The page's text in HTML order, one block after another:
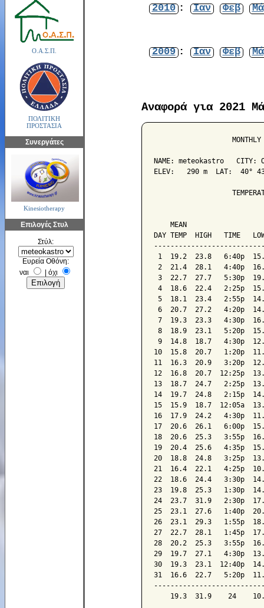
Ο.Α.Σ.Π.
ΠΟΛΙΤΙΚΗ
ΠΡΟΣΤΑΣΙΑ
Συνεργάτες
Kinesiotherapy
Επιλογές Στυλ
Στύλ:
Ευρεία Οθόνη:
ναι
όχι
2010 : Ιαν Φεβ
2009 : Ιαν Φεβ
Αναφορά για 2021
NAME: meteokastro   CITY:
ELEV:   290 m  LAT:  40°
MEAN
DAY TEMP  HIGH   TIME
1  19.2  23.8   6:40p
2  21.4  28.1   4:40p
3  22.7  27.7   5:30p
4  18.6  22.4   2:25p
5  18.1  23.4   2:55p
6  20.7  27.2   4:20p
7  19.3  23.3   4:30p
8  18.9  23.1   5:20p
9  14.8  18.7   4:30p
10  15.8  20.7   1:20p
11  16.3  20.9   3:20p
12  16.8  20.7  12:25p
13  18.7  24.7   2:25p
14  19.7  24.8   2:15p
15  15.9  18.7  12:05a
16  17.9  24.2   4:30p
17  20.6  26.1   6:00p
18  20.6  25.3   3:55p
19  20.4  25.6   4:35p
20  18.8  24.8   3:25p
21  16.4  22.1   4:25p
22  18.6  24.4   3:30p
23  19.8  25.3   1:30p
24  23.7  31.9   2:30p
25  23.1  27.6   1:40p
26  23.1  29.3   1:55p
27  22.7  28.1   1:45p
28  20.2  25.3   3:55p
29  19.7  27.1   4:30p
30  19.3  23.1  12:40p
31  16.6  22.7   5:20p
19.3  31.9    24